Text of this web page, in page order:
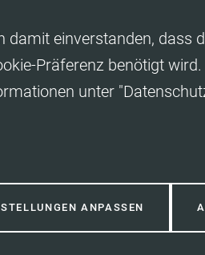
einverstanden, dass
Präferenz benötigt
unter
ANPASSEN